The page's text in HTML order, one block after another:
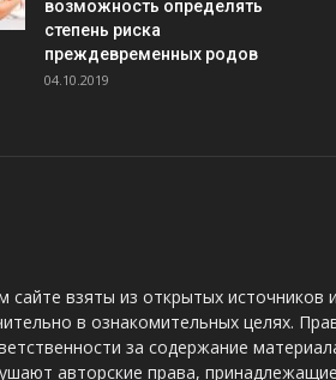
возможность определять
степень риска
преждевременных родов
04.10.2019
сайте взяты из открытых источников
в ознакомительных целях.
за содержание
авторские права,